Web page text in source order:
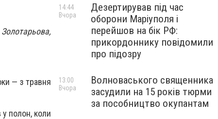
— з травня
полон, коли
Дезертирував під час
оборони Маріуполя і
перейшов на бік РФ:
прикордоннику повідомили
про підозру
14:44
Вчора
Волноваського священника
засудили на 15 років тюрми
за пособництво окупантам
13:00
Вчора